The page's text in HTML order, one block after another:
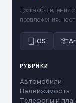
Доска объявлений
предложения, не
iOS
РУБРИКИ
Автомобили
Недвижимость
Телефоны и